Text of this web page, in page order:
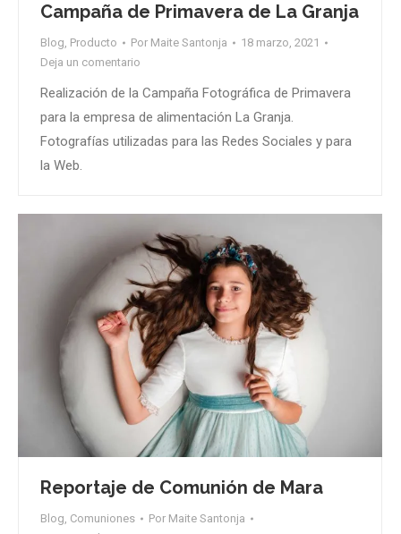
Campaña de Primavera de La Granja
Blog, Producto Por Maite Santonja
18 marzo, 2021
Deja un comentario
Realización de la Campaña Fotográfica de Primavera
para la empresa de alimentación La Granja.
Fotografías utilizadas para las Redes Sociales y para
la Web.
Reportaje de Comunión de Mara
Blog Comuniones Por Maite Santonja